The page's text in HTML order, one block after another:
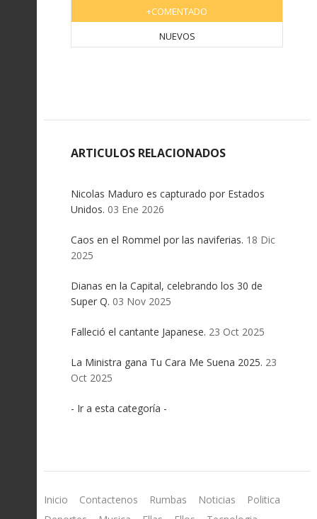
+COMENTADO
NUEVOS
ARTICULOS RELACIONADOS
Nicolas Maduro es capturado por Estados
Unidos. 03 Ene 2026
Caos en el Rommel por las naviferias. 18 Dic
2025
Dianas en la Capital, celebrando los 30 de
Super Q. 03 Nov 2025
Falleció el cantante Japanese. 23 Oct 2025
La Ministra gana Tu Cara Me Suena 2025. 23
Oct 2025
- Ir a esta categoría -
Inicio Contactenos Rumbas Noticias
Politica